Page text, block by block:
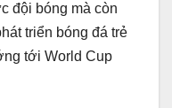
đội bóng mà còn
triển bóng đá trẻ
tới World Cup